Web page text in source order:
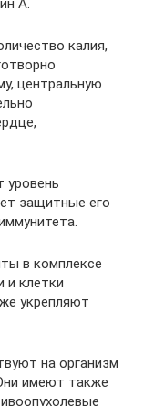
калия,
центральную
уровень
защитные его
в комплексе
и клетки
укрепляют
на организм
имеют также